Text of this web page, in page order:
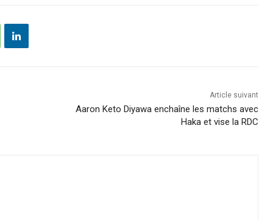
Article suivant
Aaron Keto Diyawa enchaîne les matchs avec
Haka et vise la RDC